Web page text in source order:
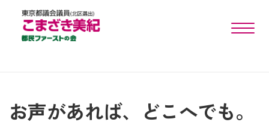
toggle
お声があれば、どこへでも。